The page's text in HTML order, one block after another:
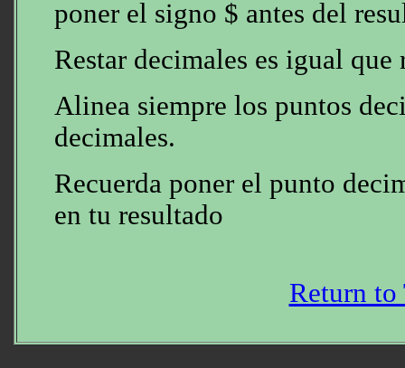
poner el signo $ antes del
Restar decimales es igual que
Alinea siempre los puntos
decimales.
Recuerda poner el punto
en tu resultado
Return to